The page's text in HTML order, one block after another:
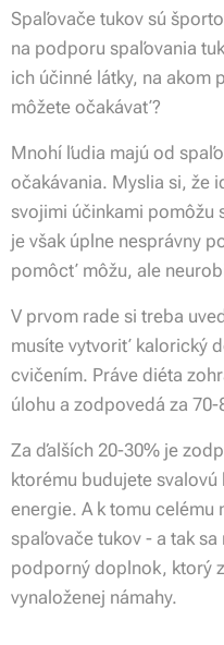
Spaľovače tukov sú
na podporu spaľovania
ich účinné látky, na akom
môžete očakávať?
Mnohí ľudia majú od
očakávania. Myslia si, že
svojimi účinkami pomôžu
je však úplne nesprávny
pomôcť môžu, ale
V prvom rade si treba
musíte vytvoriť kalorický
cvičením. Práve diéta
úlohu a zodpovedá za 70-
Za ďalších 20-30% je
ktorému budujete svalovú
energie. A k tomu
spaľovače tukov - a tak
podporný doplnok, ktorý
vynaloženej námahy.